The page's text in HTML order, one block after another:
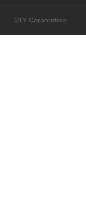
©LY Corporation
が終了しました |